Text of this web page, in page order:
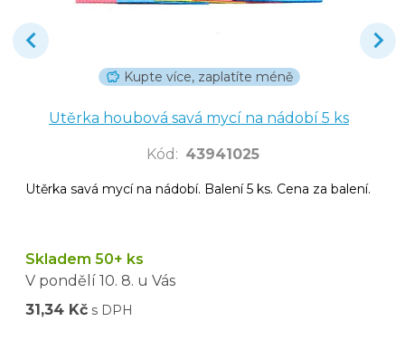
Kupte více, zaplatíte méně
Utěrka houbová savá mycí na nádobí 5 ks
Kód : 43941025
Utěrka savá mycí na nádobí. Balení 5 ks. Cena za balení.
Skladem 50+ ks
V pondělí 10. 8. u Vás
31,34 Kč s DPH